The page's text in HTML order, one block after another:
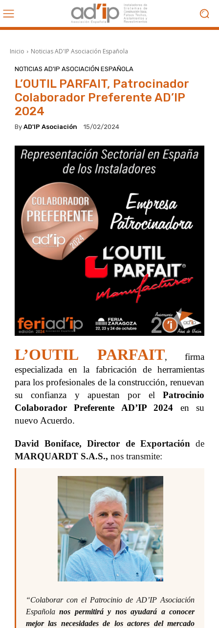
Inicio Noticias AD'IP Asociación Española
NOTICIAS AD'IP ASOCIACIÓN ESPAÑOLA
L’OUTIL PARFAIT, Patrocinador
Colaborador Preferente AD’IP
2024
By AD'IP Asociación 15/02/2024
L’OUTIL PARFAIT, firma
especializada en la fabricación de herramientas
para los profesionales de la construcción, renuevan
su confianza y apuestan por el Patrocinio
Colaborador Preferente AD’IP 2024 en su
nuevo Acuerdo.
David Boniface, Director de Exportación de
MARQUARDT S.A.S., nos transmite:
“Colaborar con el Patrocinio de AD’IP Asociación
Españolanos permitirá y nos ayudará a conocer
mejor las necesidades de los actores del mercado